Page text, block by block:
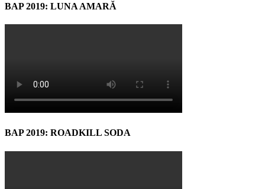
BAP 2019: LUNA AMARĂ
BAP 2019: ROADKILL SODA